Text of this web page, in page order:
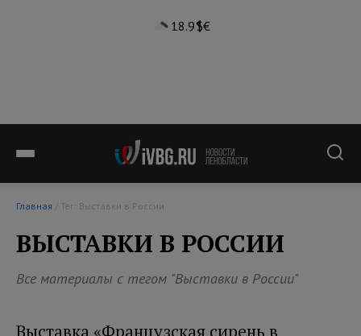
18.9°$€
Главная / Тег: Выставки в России
ВЫСТАВКИ В РОССИИ
Все материалы с тегом "Выставки в России"
Выставка «Французская сирень в